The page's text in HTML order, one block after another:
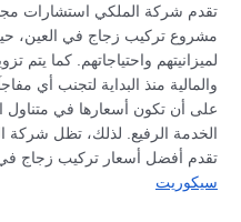
تقدم شركة الملكي استشارات
مشروع تركيب زجاج في العين،
لميزانيتهم واحتياجاتهم. كما يتم
والمالية منذ البداية لتجنب أي
على أن تكون أسعارها في
الخدمة الرفيع. لذلك، تظل
تقدم أفضل أسعار تركيب زجاج
سيكوريت